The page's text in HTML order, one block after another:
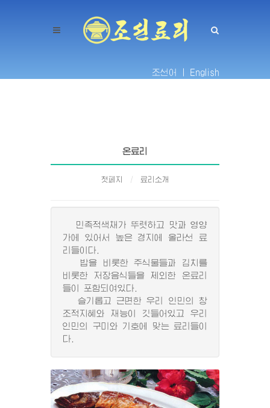
조선어 | English
온료리
첫페지 료리소개
민족적색채가 뚜렷하고 맛과 영양
가에 있어서 높은 경지에 올라선 료
리들이다.
밥을 비롯한 주식물들과 김치를
비롯한 저장음식들을 제외한 온료리
들이 포함되여있다.
슬기롭고 근면한 우리 인민의 창
조적지혜와 재능이 깃들어있고 우리
인민의 구미와 기호에 맞는 료리들이
다.